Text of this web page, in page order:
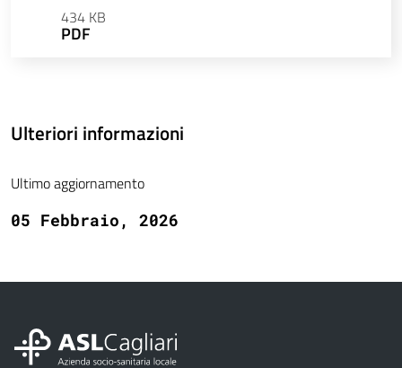
434 KB
PDF
Ulteriori informazioni
Ultimo aggiornamento
05 Febbraio, 2026